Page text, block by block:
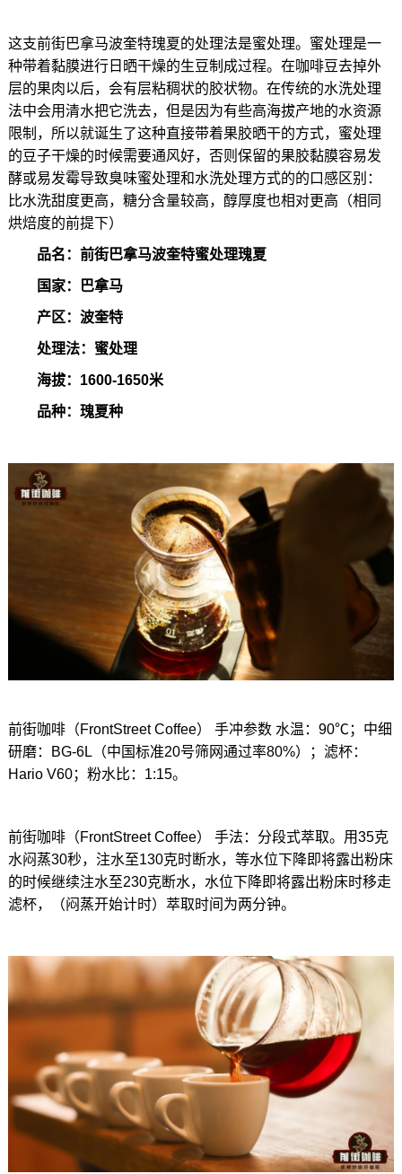
这支前街巴拿马波奎特瑰夏的处理法是蜜处理。蜜处理是一
种带着黏膜进行日晒干燥的生豆制成过程。在咖啡豆去掉外
层的果肉以后，会有层粘稠状的胶状物。在传统的水洗处理
法中会用清水把它洗去，但是因为有些高海拔产地的水资源
限制，所以就诞生了这种直接带着果胶晒干的方式，蜜处理
的豆子干燥的时候需要通风好，否则保留的果胶黏膜容易发
酵或易发霉导致臭味蜜处理和水洗处理方式的的口感区别：
比水洗甜度更高，糖分含量较高，醇厚度也相对更高（相同
烘焙度的前提下）
品名：前街巴拿马波奎特蜜处理瑰夏
国家：巴拿马
产区：波奎特
处理法：蜜处理
海拔：1600-1650米
品种：瑰夏种
前街咖啡（FrontStreet Coffee） 手冲参数 水温：90℃；中细
研磨：BG-6L（中国标准20号筛网通过率80%）；滤杯：
Hario V60；粉水比：1:15。
前街咖啡（FrontStreet Coffee） 手法：分段式萃取。用35克
水闷蒸30秒，注水至130克时断水，等水位下降即将露出粉床
的时候继续注水至230克断水，水位下降即将露出粉床时移走
滤杯，（闷蒸开始计时）萃取时间为两分钟。